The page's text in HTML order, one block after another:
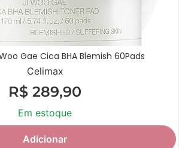
Gae Cica BHA Blemish 60Pads
Celimax
R$ 289,90
Em estoque
Adicionar